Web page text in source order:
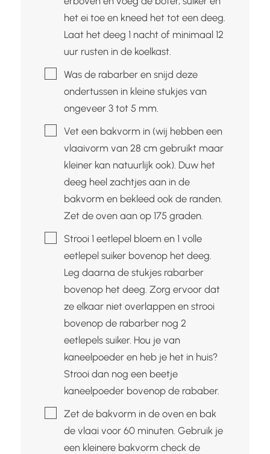
het ei toe en kneed het tot een deeg.
Laat het deeg 1 nacht of minimaal 12
uur rusten in de koelkast.
▢Was de rabarber en snijd deze
ondertussen in kleine stukjes van
ongeveer 3 tot 5 mm.
▢Vet een bakvorm in (wij hebben een
vlaaivorm van 28 cm gebruikt maar
kleiner kan natuurlijk ook). Duw het
deeg heel zachtjes aan in de
bakvorm en bekleed ook de randen.
Zet de oven aan op 175 graden.
▢Strooi 1 eetlepel bloem en 1 volle
eetlepel suiker bovenop het deeg.
Leg daarna de stukjes rabarber
bovenop het deeg. Zorg ervoor dat
ze elkaar niet overlappen en strooi
bovenop de rabarber nog 2
eetlepels suiker. Hou je van
kaneelpoeder en heb je het in huis?
Strooi dan nog een beetje
kaneelpoeder bovenop de rababer.
▢
Zet de bakvorm in de oven en bak
de vlaai voor 60 minuten. Gebruik je
een kleinere bakvorm check de